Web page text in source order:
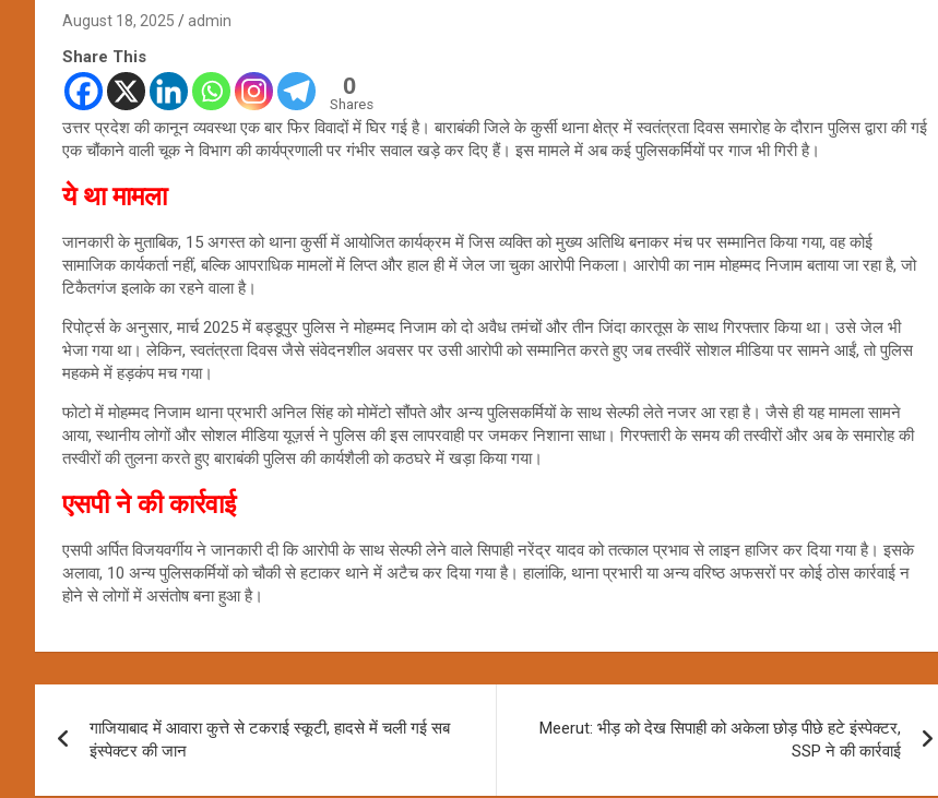
August 18, 2025 admin
Share This
0
Shares
उत्तर प्रदेश की कानून व्यवस्था एक बार फिर विवादों में घिर गई है। बाराबंकी जिले के कुर्सी थाना क्षेत्र में स्वतंत्रता दिवस समारोह के दौरान पुलिस द्वारा की गई
एक चौंकाने वाली चूक ने विभाग की कार्यप्रणाली पर गंभीर सवाल खड़े कर दिए हैं। इस मामले में अब कई पुलिसकर्मियों पर गाज भी गिरी है।
ये था मामला
जानकारी के मुताबिक, 15 अगस्त को थाना कुर्सी में आयोजित कार्यक्रम में जिस व्यक्ति को मुख्य अतिथि बनाकर मंच पर सम्मानित किया गया, वह कोई
सामाजिक कार्यकर्ता नहीं, बल्कि आपराधिक मामलों में लिप्त और हाल ही में जेल जा चुका आरोपी निकला। आरोपी का नाम मोहम्मद निजाम बताया जा रहा है, जो
टिकैतगंज इलाके का रहने वाला है।
रिपोर्ट्स के अनुसार, मार्च 2025 में बड्डूपुर पुलिस ने मोहम्मद निजाम को दो अवैध तमंचों और तीन जिंदा कारतूस के साथ गिरफ्तार किया था। उसे जेल भी
भेजा गया था। लेकिन, स्वतंत्रता दिवस जैसे संवेदनशील अवसर पर उसी आरोपी को सम्मानित करते हुए जब तस्वीरें सोशल मीडिया पर सामने आईं, तो पुलिस
महकमे में हड़कंप मच गया।
फोटो में मोहम्मद निजाम थाना प्रभारी अनिल सिंह को मोमेंटो सौंपते और अन्य पुलिसकर्मियों के साथ सेल्फी लेते नजर आ रहा है। जैसे ही यह मामला सामने
आया, स्थानीय लोगों और सोशल मीडिया यूज़र्स ने पुलिस की इस लापरवाही पर जमकर निशाना साधा। गिरफ्तारी के समय की तस्वीरों और अब के समारोह की
तस्वीरों की तुलना करते हुए बाराबंकी पुलिस की कार्यशैली को कठघरे में खड़ा किया गया।
एसपी ने की कार्रवाई
एसपी अर्पित विजयवर्गीय ने जानकारी दी कि आरोपी के साथ सेल्फी लेने वाले सिपाही नरेंद्र यादव को तत्काल प्रभाव से लाइन हाजिर कर दिया गया है। इसके
अलावा, 10 अन्य पुलिसकर्मियों को चौकी से हटाकर थाने में अटैच कर दिया गया है। हालांकि, थाना प्रभारी या अन्य वरिष्ठ अफसरों पर कोई ठोस कार्रवाई न
होने से लोगों में असंतोष बना हुआ है।
navigation
गाजियाबाद में आवारा कुत्ते से टकराई स्कूटी, हादसे में चली गई सब
इंस्पेक्टर की जान
Meerut: भीड़ को देख सिपाही को अकेला छोड़ पीछे हटे इंस्पेक्टर,
SSP ने की कार्रवाई